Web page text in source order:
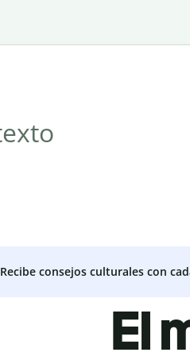
Recibe consejos culturales con
El